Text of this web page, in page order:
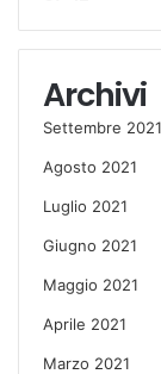
Archivi
Settembre 2021
Agosto 2021
Luglio 2021
Giugno 2021
Maggio 2021
Aprile 2021
Marzo 2021